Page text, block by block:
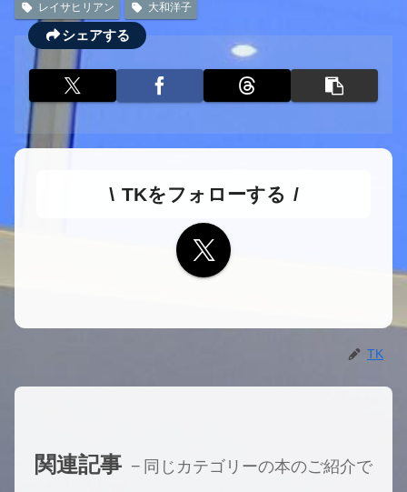
レイサヒリアン 大和洋子
シェアする
TKをフォローする
TK
関連記事
同じカテゴリーの本のご紹介で